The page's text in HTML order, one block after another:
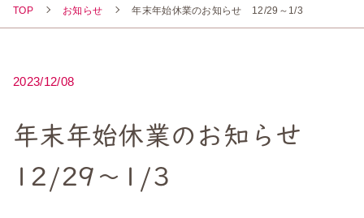
TOP お知らせ 年末年始休業のお知らせ 12/29～1/3
2023/12/08
年末年始休業のお知らせ
12/29～1/3